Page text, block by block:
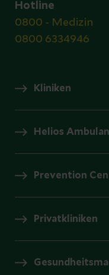
Hotline
0800 - Medizin
0800 6334946
Kliniken
Helios
Prevention
Privatkliniken